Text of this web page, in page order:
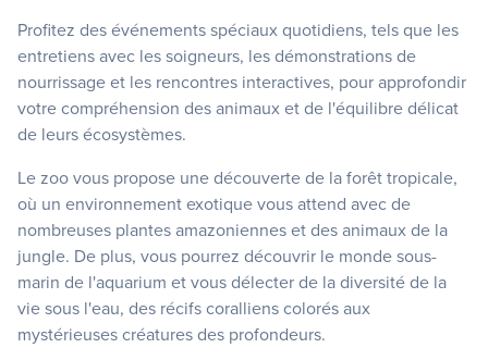
Profitez des événements spéciaux quotidiens, tels que les
entretiens avec les soigneurs, les démonstrations de
nourrissage et les rencontres interactives, pour approfondir
votre compréhension des animaux et de l'équilibre délicat
de leurs écosystèmes.
Le zoo vous propose une découverte de la forêt tropicale,
où un environnement exotique vous attend avec de
nombreuses plantes amazoniennes et des animaux de la
jungle. De plus, vous pourrez découvrir le monde sous-
marin de l'aquarium et vous délecter de la diversité de la
vie sous l'eau, des récifs coralliens colorés aux
mystérieuses créatures des profondeurs.